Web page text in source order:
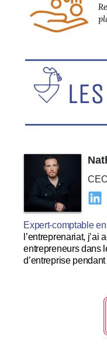
Expert-comptable
l’entreprenariat,
entrepreneurs dans
d’entreprise
concentrer dans le
utilisateur au sein